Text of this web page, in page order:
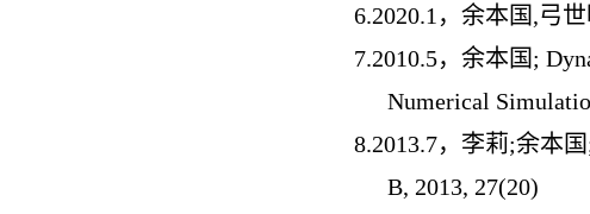
6.2020.1，余本国,弓
7.2010.5，余本国;
Numerical
8.2013.7，李莉;余本
B, 2013, 27(20)